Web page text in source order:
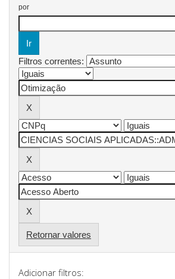
por
Filtros correntes:
Retornar valores
Adicionar filtros: